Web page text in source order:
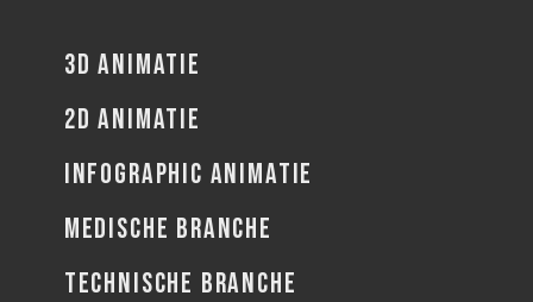
3D ANIMATIE
2D ANIMATIE
INFOGRAPHIC ANIMATIE
MEDISCHE BRANCHE
TECHNISCHE BRANCHE